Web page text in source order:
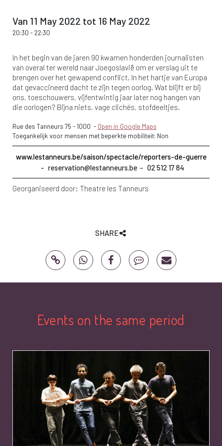
Van 11 May 2022 tot 16 May 2022
20:30 - 22:30
In het begin van de jaren 90 kwamen honderden journalisten
van overal ter wereld naar Joegoslavië om er verslag uit te
brengen over het gewapend conflict. In het hartje van Europa
dat gevaccineerd dacht te zijn tegen oorlog. Wat blijft er bij
ons, toeschouwers, vijfentwintig jaar later nog hangen van
die oorlogen? Bijna niets, vage clichés, stofdeeltjes.
Rue des Tanneurs 75 -1000 - Open in Google Maps
Toegankelijk voor mensen met beperkte mobiliteit: Non
www.lestanneurs.be/saison/spectacle/reporters-de-guerre
reservation@lestanneurs.be
02 512 17 84
Georganiseerd door: Theatre les Tanneurs
SHARE
Events on the same period